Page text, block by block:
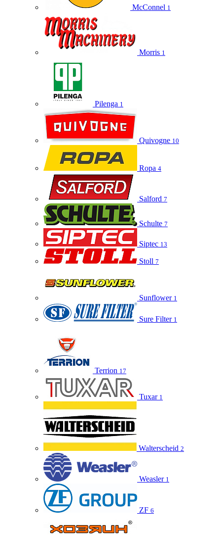
McConnel 1
Morris 1
Pilenga 1
Quivogne 10
Ropa 4
Salford 7
Schulte 7
Siptec 13
Stoll 7
Sunflower 1
Sure Filter 1
Terrion 17
Tuxar 1
Walterscheid 2
Weasler 1
ZF 6